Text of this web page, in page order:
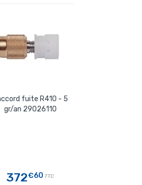
fuite R410 - 5
gr/an 29026110
372€60 TTC